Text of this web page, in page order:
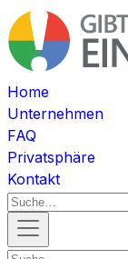
Home
Unternehmen
FAQ
Privatsphäre
Kontakt